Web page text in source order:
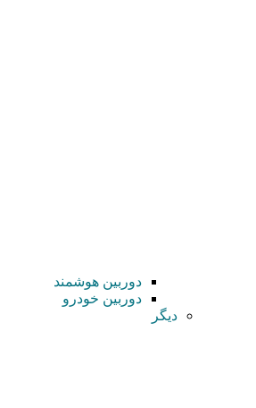
دوربین هوشمند
دوربین خودرو
دیگر